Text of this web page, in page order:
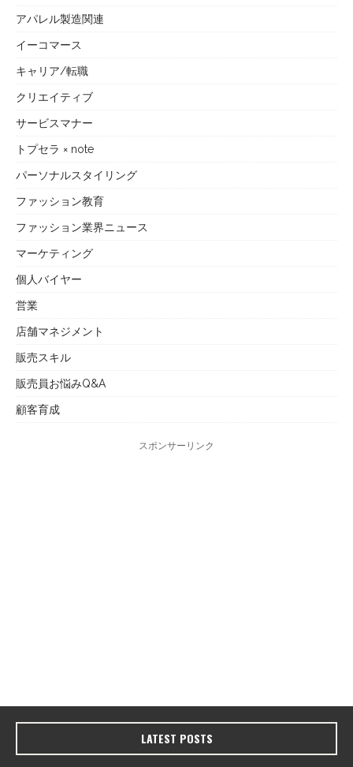
アパレル製造関連
イーコマース
キャリア/転職
クリエイティブ
サービスマナー
トプセラ × note
パーソナルスタイリング
ファッション教育
ファッション業界ニュース
マーケティング
個人バイヤー
営業
店舗マネジメント
販売スキル
販売員お悩みQ&A
顧客育成
スポンサーリンク
LATEST POSTS